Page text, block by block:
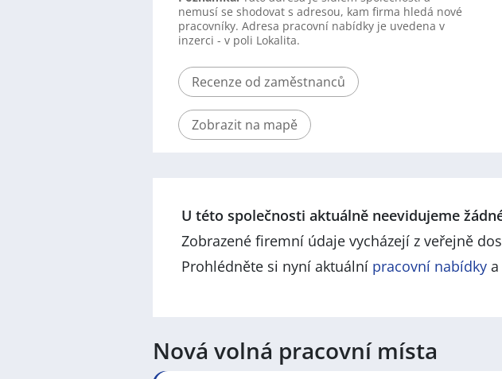
nemusí se shodovat s adresou, kam firma hledá nové
pracovníky. Adresa pracovní nabídky je uvedena v
inzerci - v poli Lokalita.
Recenze od zaměstnanců
Zobrazit na mapě
U této společnosti aktuálně neevidujeme
Zobrazené firemní údaje vycházejí z veřejně
Prohlédněte si nyní aktuální pracovní nabídky a
Nová volná pracovní místa